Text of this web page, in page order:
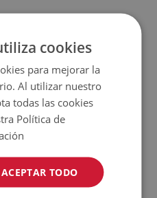
y a los rayos UV.
;
, resistente a las manchas y al
causados por el uso
ejemplo, abrasión) no son
cookies
para mejorar la
Al utilizar nuestro
todas las cookies
Política de
ACEPTAR TODO